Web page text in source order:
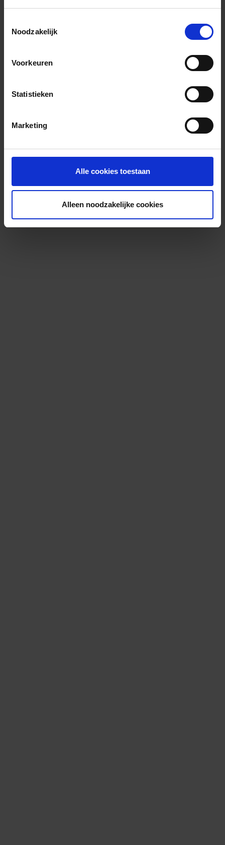
Noodzakelijk
Voorkeuren
Statistieken
Marketing
Alle cookies toestaan
Alleen noodzakelijke cookies